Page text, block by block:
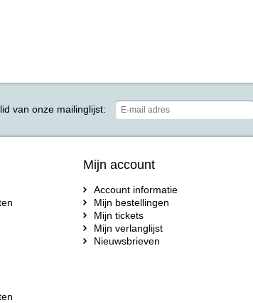
van onze mailinglijst:
Mijn account
Account informatie
Mijn bestellingen
Mijn tickets
Mijn verlanglijst
Nieuwsbrieven